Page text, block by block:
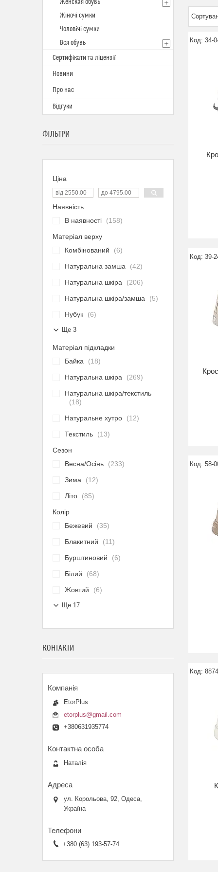
34-
39-
58-
Женская обувь
Жіночі сумки
Чоловічі сумки
Вся обувь
Сертифікати та ліцензії
Новини
Про нас
Відгуки
ФІЛЬТРИ
Ціна
Наявність
В наявності
158
Матеріал верху
Комбінований
6
Натуральна замша 42
Натуральна шкіра 206
Натуральна шкіра/замша 5
Нубук 6
Ще 3
Матеріал підкладки
Байка
18
Натуральна шкіра 269
Натуральна шкіра/текстиль
18
Натуральне хутро 12
Текстиль 13
Сезон
Весна/Осінь
233
Зима 12
Літо 85
Колір
Бежевий
35
Блакитний 11
Бурштиновий 6
Білий 68
Жовтий 6
Ще 17
КОНТАКТИ
EtorPlus
etorplus@gmail.com
+380631935774
Наталія
ул. Корольова, 92, Одеса,
Україна
+380 (63) 193-57-74